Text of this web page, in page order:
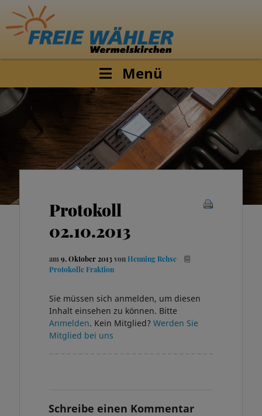
Menü
Protokoll
02.10.2013
am 9. Oktober 2013von Henning Rehse
Protokolle Fraktion
Sie müssen sich anmelden, um diesen
Inhalt einsehen zu können. Bitte
Anmelden. Kein Mitglied? Werden Sie
Mitglied bei uns
Schreibe einen Kommentar